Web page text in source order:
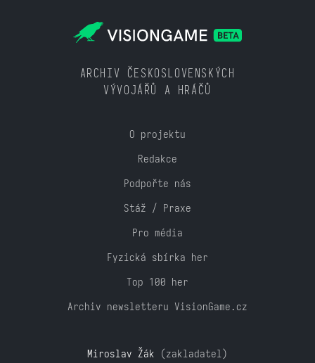
ARCHIV ČESKOSLOVENSKÝCH
VÝVOJÁŘŮ A HRÁČŮ
O projektu
Redakce
Podpořte nás
Stáž / Praxe
Pro média
Fyzická sbírka her
Top 100 her
Archiv newsletteru VisionGame.cz
Miroslav Žák (zakladatel)